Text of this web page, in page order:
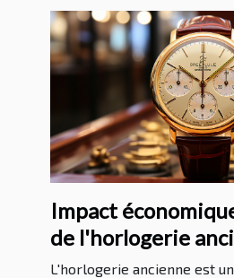
Impact
de l'horlogerie
L'horlogerie ancienne est